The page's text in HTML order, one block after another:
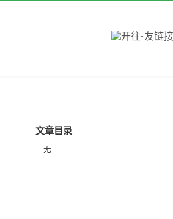
文章目录
无